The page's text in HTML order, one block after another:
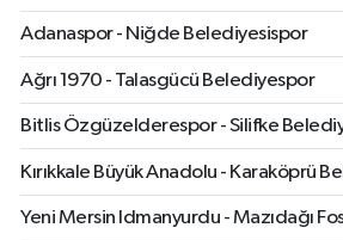
Adanaspor - Niğde Belediyesispor
Ağrı 1970 - Talasgücü Belediyespor
Bitlis Özgüzelderespor - Silifke
Kırıkkale Büyük Anadolu - Karaköprü
Yeni Mersin Idmanyurdu - Mazıdağı